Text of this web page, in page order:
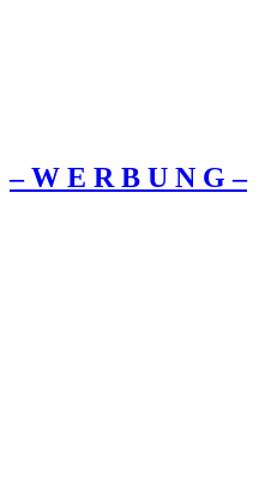
– W Ε R Β U Ν G –